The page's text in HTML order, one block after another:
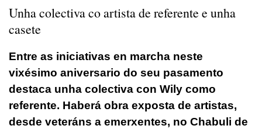
Unha colectiva co artista de referente e unha
casete
Entre as iniciativas en marcha neste
vixésimo aniversario do seu pasamento
destaca unha colectiva con Wily como
referente. Haberá obra exposta de artistas,
desde veteráns a emerxentes, no Chabuli de